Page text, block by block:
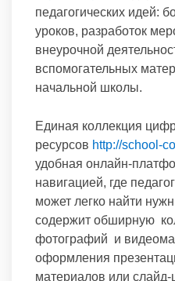
педагогических идей:
уроков, разработок
внеурочной
вспомогательных
начальной школы.
Единая коллекция
ресурсов http://school-
удобная онлайн-
навигацией, где
может легко найти
содержит обширную
фотографий и
оформления
материалов или слайд-